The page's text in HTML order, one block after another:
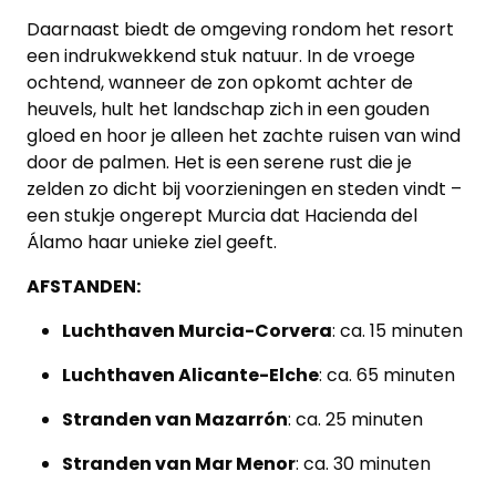
Daarnaast biedt de omgeving rondom het resort
een indrukwekkend stuk natuur. In de vroege
ochtend, wanneer de zon opkomt achter de
heuvels, hult het landschap zich in een gouden
gloed en hoor je alleen het zachte ruisen van wind
door de palmen. Het is een serene rust die je
zelden zo dicht bij voorzieningen en steden vindt –
een stukje ongerept Murcia dat Hacienda del
Álamo haar unieke ziel geeft.
AFSTANDEN:
Luchthaven Murcia-Corvera: ca. 15 minuten
Luchthaven Alicante-Elche: ca. 65 minuten
Stranden van Mazarrón: ca. 25 minuten
Stranden van Mar Menor: ca. 30 minuten